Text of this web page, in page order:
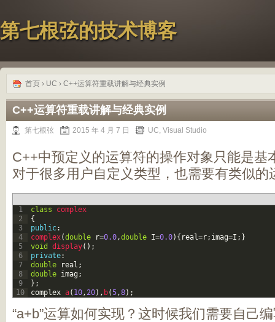
第七根弦的技术博客
首页 › UC › C++运算符重载讲解与经典实例
C++运算符重载讲解与经典实例
第七根弦 2015 年 4 月 7 日 UC, Visual Studio
C++中预定义的运算符的操作对象只能是基
对于很多用户自定义类型，也需要有类似的
1
2
3
4
5
6
7
8
9
10
class
complex
{
public:
complex(double r=0.0,double I=0.0) { real=r; imag=I ; }
void
display( ) ;
private:
double
real ;
double imag ;
} ;
complex a( 10,20) , b(5,8) ;
“a+b”运算如何实现？这时候我们需要自己